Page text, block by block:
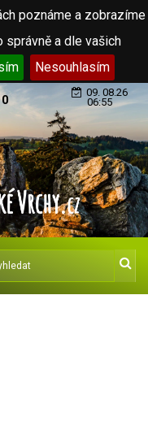
poznáme a zobrazíme
správně a dle vašich
Nesouhlasím
09. 08.26
06:55